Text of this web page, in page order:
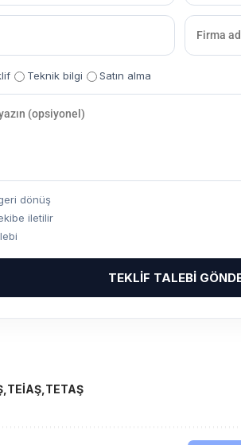
Teknik bilgi Satın alma
dönüş
iletilir
TEKLIF TALEBI
TEİAŞ TETAŞ